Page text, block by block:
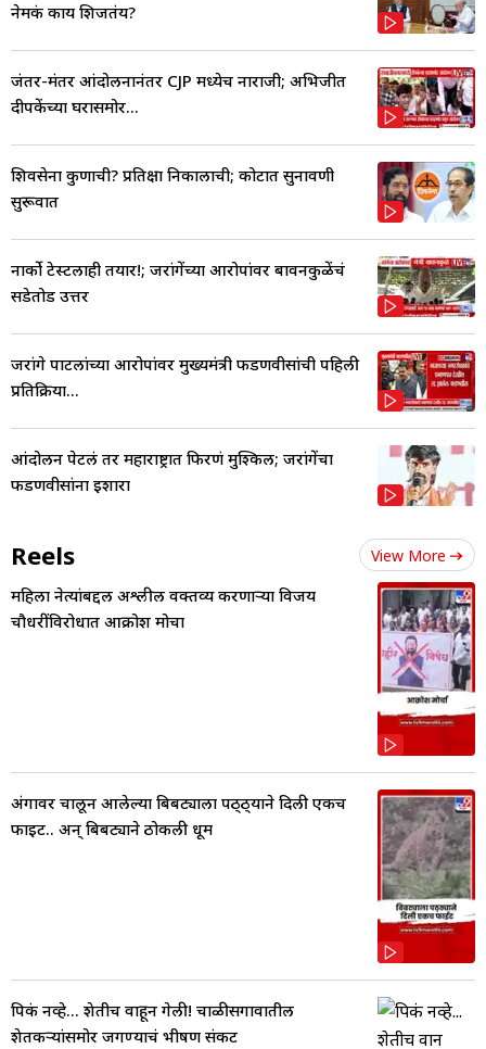
नेमकं काय शिजतंय?
जंतर-मंतर आंदोलनानंतर CJP मध्येच नाराजी; अभिजीत
दीपकेंच्या घरासमोर...
शिवसेना कुणाची? प्रतिक्षा निकालाची; कोर्टात सुनावणी
सुरूवात
नार्को टेस्टलाही तयार!; जरांगेंच्या आरोपांवर बावनकुळेंचं
सडेतोड उत्तर
जरांगे पाटलांच्या आरोपांवर मुख्यमंत्री फडणवीसांची पहिली
प्रतिक्रिया...
आंदोलन पेटलं तर महाराष्ट्रात फिरणं मुश्किल; जरांगेंचा
फडणवीसांना इशारा
Reels View More
महिला नेत्यांबद्दल अश्लील वक्तव्य करणाऱ्या विजय
चौधरींविरोधात आक्रोश मोर्चा
अंगावर चालून आलेल्या बिबट्याला पठ्ठ्याने दिली एकच
फाईट.. अन् बिबट्याने ठोकली धूम
पिकं नव्हे... शेतीच वाहून गेली! चाळीसगावातील
शेतकऱ्यांसमोर जगण्याचं भीषण संकट